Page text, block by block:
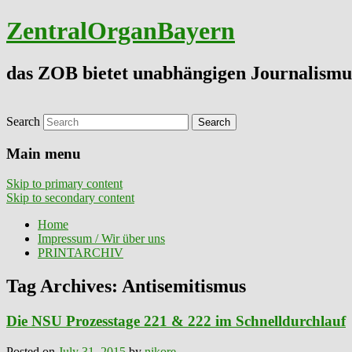
ZentralOrganBayern
das ZOB bietet unabhängigen
Search
Main menu
Skip to primary content
Skip to secondary content
Home
Impressum / Wir über uns
PRINTARCHIV
Tag Archives: Antisemitismus
Die NSU Prozesstage 221 & 222 im Schnelldurchlauf